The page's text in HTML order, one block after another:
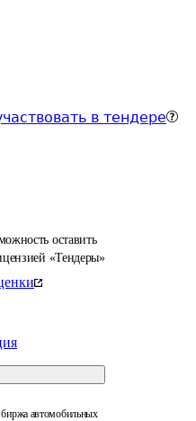
в тендере
оставить
«Тендеры»
автомобильных